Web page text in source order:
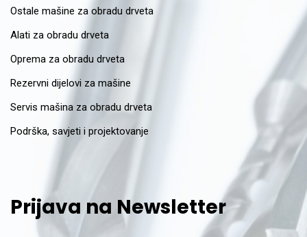
Ostale mašine za obradu drveta
Alati za obradu drveta
Oprema za obradu drveta
Rezervni dijelovi za mašine
Servis mašina za obradu drveta
Podrška, savjeti i projektovanje
Prijava na Newsletter